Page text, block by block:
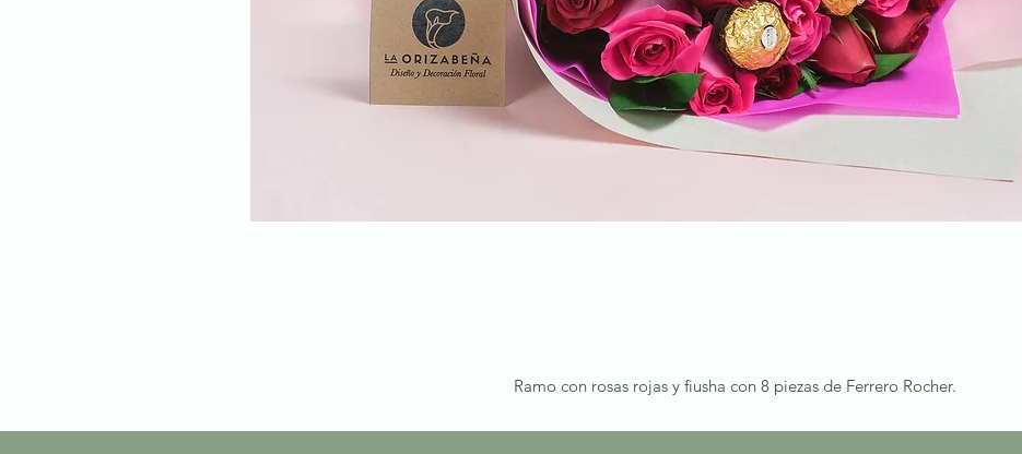
Ramo con rosas rojas y fiusha con 8 piezas de Ferrero Rocher.